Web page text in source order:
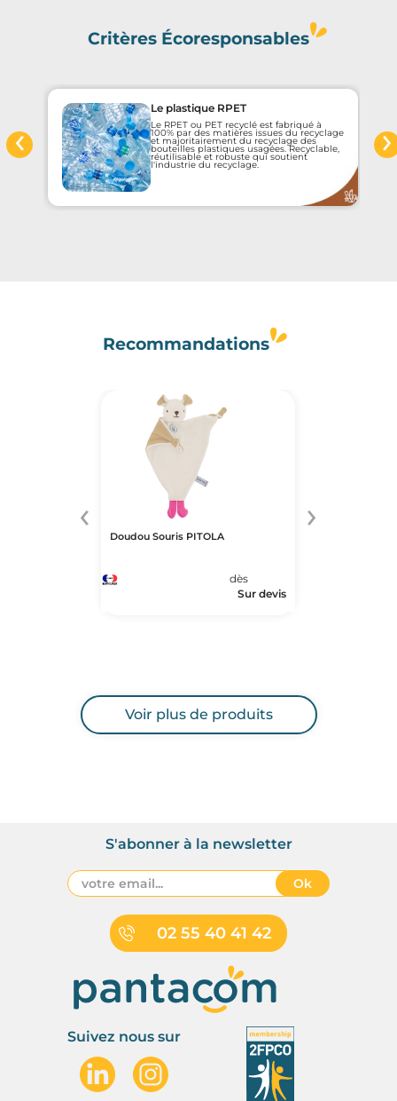
Critères Écoresponsables
Le plastique RPET
Le RPET ou PET recyclé est fabriqué à
100% par des matières issues du recyclage
et majoritairement du recyclage des
bouteilles plastiques usagées. Recyclable,
réutilisable et robuste qui soutient
l'industrie du recyclage.
‹ ›
Recommandations
Doudou Souris PITOLA
dès
Sur devis
‹ ›
Voir plus de produits
02 55 40 41 42
S'abonner à la newsletter
Ok
Suivez nous sur